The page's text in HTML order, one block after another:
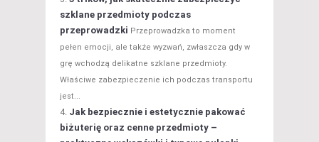
szklane przedmioty podczas
przeprowadzki Przeprowadzka to moment
pełen emocji, ale także wyzwań, zwłaszcza gdy w
grę wchodzą delikatne szklane przedmioty.
Właściwe zabezpieczenie ich podczas transportu
jest...
Jak bezpiecznie i estetycznie pakować
biżuterię oraz cenne przedmioty –